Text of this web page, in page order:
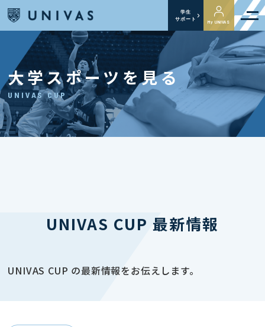
学生
サポート
My UNIVAS
大学スポーツを見る
UNIVAS CUP
UNIVAS CUP 最新情報
UNIVAS CUP の最新情報をお伝えします。